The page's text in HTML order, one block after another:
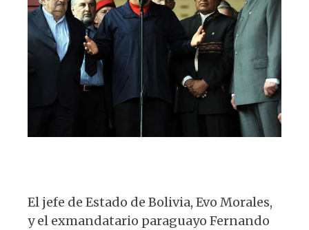
k
El jefe de Estado de Bolivia, Evo Morales,
y el exmandatario paraguayo Fernando